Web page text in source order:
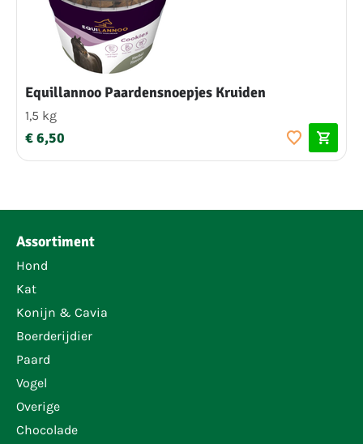
Equillannoo Paardensnoepjes Kruiden
1,5 kg
€ 6,50
Assortiment
Hond
Kat
Konijn & Cavia
Boerderijdier
Paard
Vogel
Overige
Chocolade